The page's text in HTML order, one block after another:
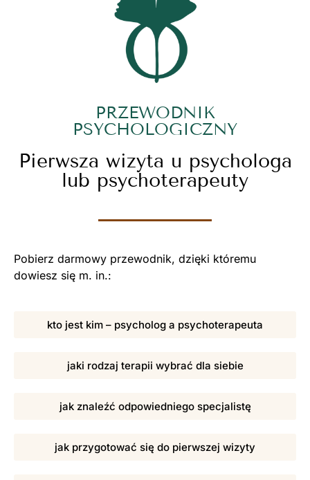
PRZEWODNIK
PSYCHOLOGICZNY
Pierwsza wizyta u psychologa
lub psychoterapeuty
Pobierz darmowy przewodnik, dzięki któremu
dowiesz się m. in.:
kto jest kim – psycholog a psychoterapeuta
jaki rodzaj terapii wybrać dla siebie
jak znaleźć odpowiedniego specjalistę
jak przygotować się do pierwszej wizyty